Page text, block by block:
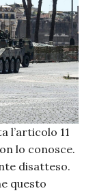
l’articolo 11
lo conosce.
disatteso.
questo